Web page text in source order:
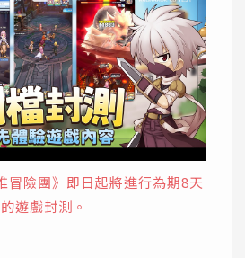
冒險團》即日起將進行為期8天
的遊戲封測。